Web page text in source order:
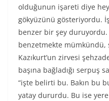
olduğunun işareti diye
gökyüzünü gösteriyordu.
benzer bir şey duruyordu.
benzetmekte mümkündü,
Kazıkurt’un zirvesi
başına bağladığı serpuş
“işte belirti bu. Bakın bu
yatay dururdu. Bu ise